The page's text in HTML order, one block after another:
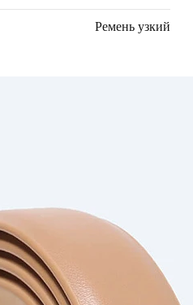
Ремень узкий